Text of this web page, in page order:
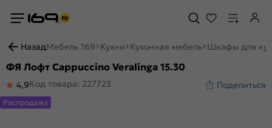
НазадМебель 169 Кухни Кухонная мебель Шкафы для
ФЯ Лофт Cappuccino Veralinga 15.30
4,9Код товара: 227723 Поделиться
Распродажа